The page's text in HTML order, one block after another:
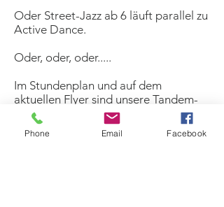
Oder Street-Jazz ab 6 läuft parallel zu
Active Dance.
Oder, oder, oder.....
Im Stundenplan und auf dem
aktuellen Flyer sind unsere Tandem-
Möglichkeiten zu finden.
Die Kurse dürfen aber auch als
Phone Email Facebook